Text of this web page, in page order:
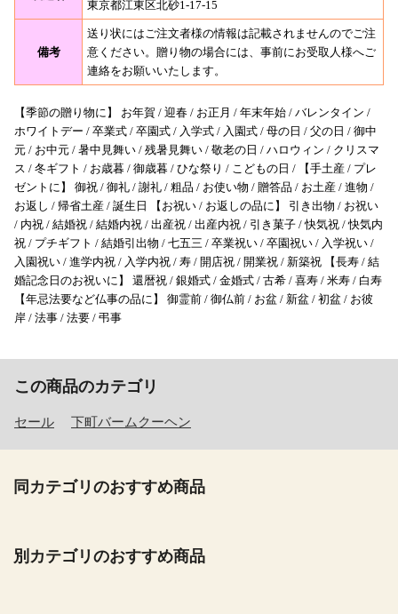
東京都江東区北砂1-17-15
備考
送り状にはご注文者様の情報は記載されませんのでご注
意ください。贈り物の場合には、事前にお受取人様へご
連絡をお願いいたします。
【季節の贈り物に】 お年賀 / 迎春 / お正月 / 年末年始 / バレンタイン /
ホワイトデー / 卒業式 / 卒園式 / 入学式 / 入園式 / 母の日 / 父の日 / 御中
元 / お中元 / 暑中見舞い / 残暑見舞い / 敬老の日 / ハロウィン / クリスマ
ス / 冬ギフト / お歳暮 / 御歳暮 / ひな祭り / こどもの日 / 【手土産 / プレ
ゼントに】 御祝 / 御礼 / 謝礼 / 粗品 / お使い物 / 贈答品 / お土産 / 進物 /
お返し / 帰省土産 / 誕生日 【お祝い / お返しの品に】 引き出物 / お祝い
/ 内祝 / 結婚祝 / 結婚内祝 / 出産祝 / 出産内祝 / 引き菓子 / 快気祝 / 快気内
祝 / プチギフト / 結婚引出物 / 七五三 / 卒業祝い / 卒園祝い / 入学祝い /
入園祝い / 進学内祝 / 入学内祝 / 寿 / 開店祝 / 開業祝 / 新築祝 【長寿 / 結
婚記念日のお祝いに】 還暦祝 / 銀婚式 / 金婚式 / 古希 / 喜寿 / 米寿 / 白寿
【年忌法要など仏事の品に】 御霊前 / 御仏前 / お盆 / 新盆 / 初盆 / お彼
岸 / 法事 / 法要 / 弔事
この商品のカテゴリ
セール 下町バームクーヘン
同カテゴリのおすすめ商品
別カテゴリのおすすめ商品